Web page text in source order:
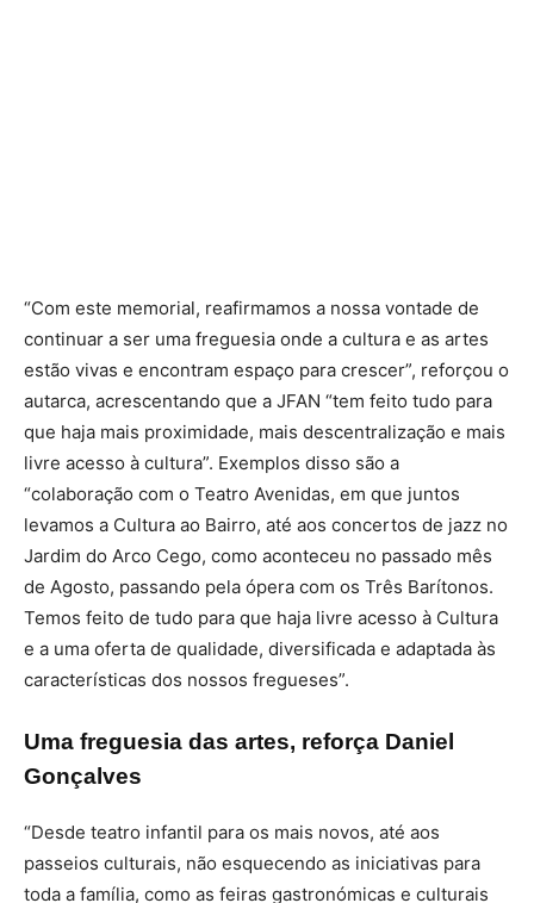
“Com este memorial, reafirmamos a nossa vontade de
continuar a ser uma freguesia onde a cultura e as artes
estão vivas e encontram espaço para crescer”, reforçou o
autarca, acrescentando que a JFAN “tem feito tudo para
que haja mais proximidade, mais descentralização e mais
livre acesso à cultura”. Exemplos disso são a
“colaboração com o Teatro Avenidas, em que juntos
levamos a Cultura ao Bairro, até aos concertos de jazz no
Jardim do Arco Cego, como aconteceu no passado mês
de Agosto, passando pela ópera com os Três Barítonos.
Temos feito de tudo para que haja livre acesso à Cultura
e a uma oferta de qualidade, diversificada e adaptada às
características dos nossos fregueses”.
Uma freguesia das artes, reforça Daniel
Gonçalves
“Desde teatro infantil para os mais novos, até aos
passeios culturais, não esquecendo as iniciativas para
toda a família, como as feiras gastronómicas e culturais